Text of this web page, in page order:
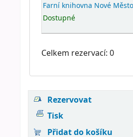
Farní knihovna Nové
Dostupné
Celkem rezervací: 0
Rezervovat
Tisk
Přidat do košíku